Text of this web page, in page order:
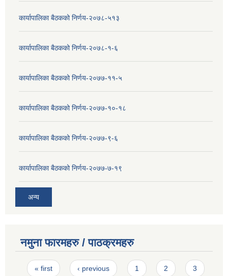
कार्यापालिका बैठकको निर्णय-२०७८-५१३
कार्यापालिका बैठकको निर्णय-२०७८-१-६
कार्यापालिका बैठकको निर्णय-२०७७-११-५
कार्यापालिका बैठकको निर्णय-२०७७-१०-१८
कार्यापालिका बैठकको निर्णय-२०७७-९-६
कार्यापालिका बैठकको निर्णय-२०७७-७-१९
अन्य
नमुना फारमहरु / पाठक्रमहरु
Pages
« first ‹ previous 1 2
3